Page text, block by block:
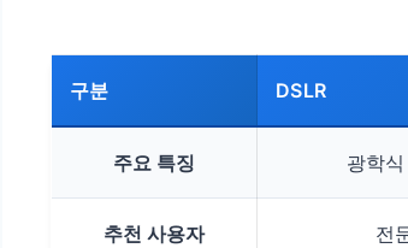
구분 DSLR
주요 특징 광학
추천 사용자 전